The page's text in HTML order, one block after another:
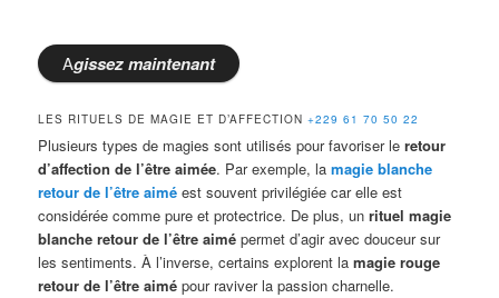
Agissezmaintenant
LES RITUELS DE MAGIE ET D’AFFECTION+229 61 70 50 22
Plusieurs types de magies sont utilisés pour favoriser leretour
d’affection de l’être aimée. Par exemple, lamagie blanche
retour de l’être aimé est souvent privilégiée car elle est
considérée comme pure et protectrice. De plus, unrituel magie
blanche retour de l’être aimé permet d’agir avec douceur sur
les sentiments. À l’inverse, certains explorent lamagie rouge
retour de l’être aimé pour raviver la passion charnelle.